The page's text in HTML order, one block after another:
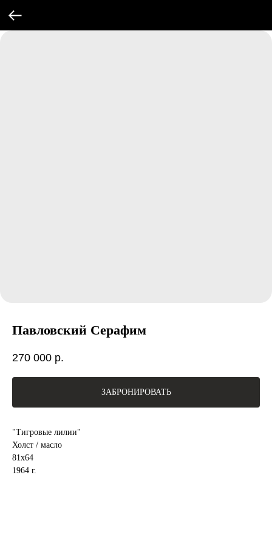
Павловский Серафим
270 000 р.
ЗАБРОНИРОВАТЬ
"Тигровые лилии"
Холст / масло
81х64
1964 г.